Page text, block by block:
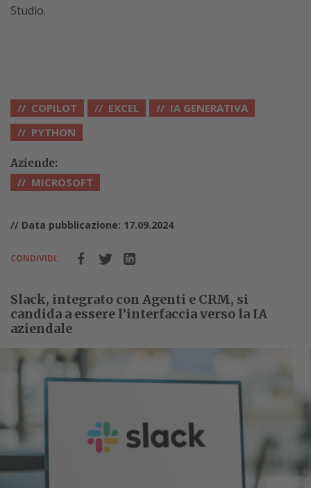
Studio.
COPILOT EXCEL
IA GENERATIVA
PYTHON
Aziende:
MICROSOFT
// Data pubblicazione: 17.09.2024
CONDIVIDI:
Slack, integrato con Agenti e CRM, si
candida a essere l’interfaccia verso la IA
aziendale